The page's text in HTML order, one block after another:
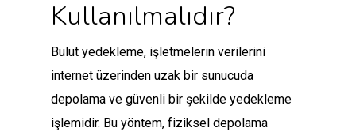
Kullanılmalıdır?
Bulut yedekleme, işletmelerin verilerini
internet üzerinden uzak bir sunucuda
depolama ve güvenli bir şekilde yedekleme
işlemidir. Bu yöntem, fiziksel depolama